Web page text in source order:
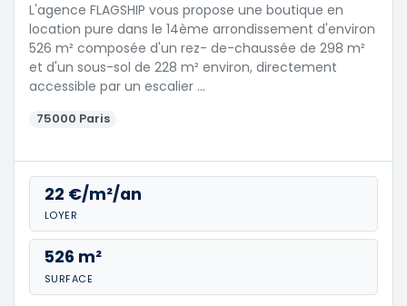
L'agence FLAGSHIP vous propose une boutique en
location pure dans le 14ème arrondissement d'environ
526 m² composée d'un rez- de-chaussée de 298 m²
et d'un sous-sol de 228 m² environ, directement
accessible par un escalier …
75000 Paris
22 €/m²/an
LOYER
526 m²
SURFACE